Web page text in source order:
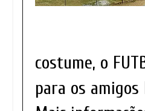
costume, o
para os